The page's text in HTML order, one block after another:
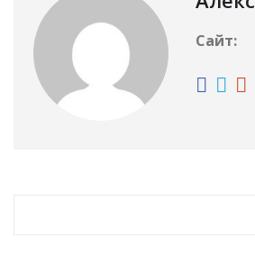
Сайт: